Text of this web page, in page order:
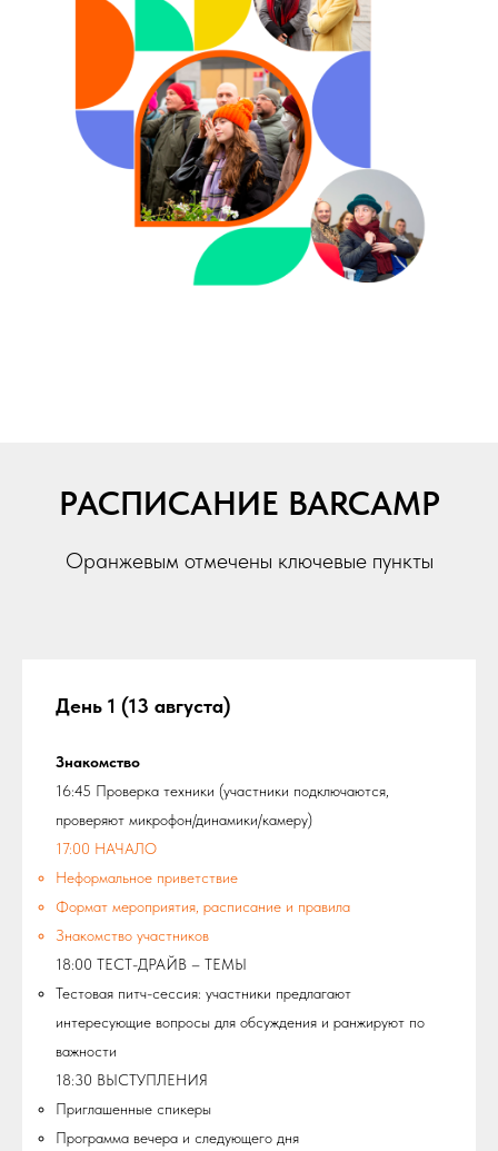
РАСПИСАНИЕ BARCAMP
Оранжевым отмечены ключевые пункты
День 1 (13 августа)
Знакомство
16:45 Проверка техники (участники подключаются,
проверяют микрофон/динамики/камеру)
17:00 НАЧАЛО
Неформальное приветствие
Формат мероприятия, расписание и правила
Знакомство участников
18:00 ТЕСТ-ДРАЙВ – ТЕМЫ
Тестовая питч-сессия: участники предлагают
интересующие вопросы для обсуждения и ранжируют по
важности
18:30 ВЫСТУПЛЕНИЯ
Приглашенные спикеры
Программа вечера и следующего дня